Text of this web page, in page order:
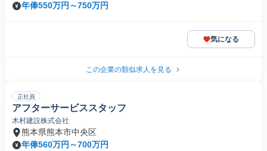
年俸550万円～750万円
気になる
この企業の類似求人を見る
正社員
アフターサービススタッフ
木村建設株式会社
熊本県熊本市中央区
年俸560万円～700万円